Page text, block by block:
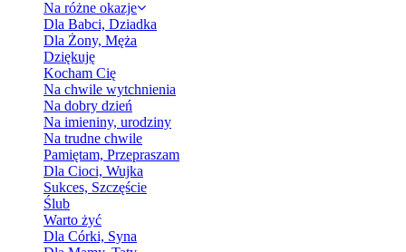
Na różne okazje
Dla Babci, Dziadka
Dla Żony, Męża
Dziękuję
Kocham Cię
Na chwile wytchnienia
Na dobry dzień
Na imieniny, urodziny
Na trudne chwile
Pamiętam, Przepraszam
Dla Cioci, Wujka
Sukces, Szczęście
Ślub
Warto żyć
Dla Córki, Syna